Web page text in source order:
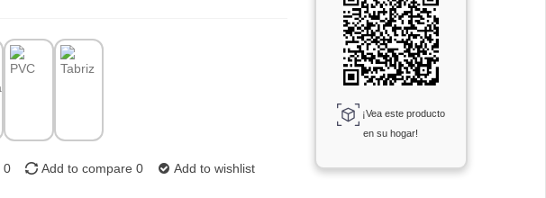
0 Add to compare 0 Add to wishlist
¡Vea este producto
en su hogar!